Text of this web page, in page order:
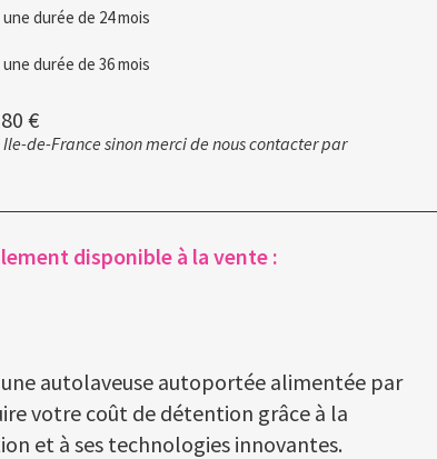
durée de 24 mois
durée de 36 mois
€
de-France sinon merci de nous contacter par
disponible à la vente :
autolaveuse autoportée alimentée par
votre coût de détention grâce à la
et à ses technologies innovantes.​